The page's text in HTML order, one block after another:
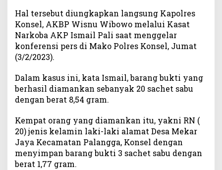
r
i
n
g
s
E
m
a
O
r
a
Hal tersebut diungkapkan langsung Kapolres
Konsel, AKBP Wisnu Wibowo melalui Kasat
Narkoba AKP Ismail Pali saat menggelar
konferensi pers di Mako Polres Konsel, Jumat
(3/2/2023).
Dalam kasus ini, kata Ismail, barang bukti yang
berhasil diamankan sebanyak 20 sachet sabu
dengan berat 8,54 gram.
Kempat orang yang diamankan itu, yakni RN (
20) jenis kelamin laki-laki alamat Desa Mekar
Jaya Kecamatan Palangga, Konsel dengan
menyimpan barang bukti 3 sachet sabu dengan
berat 1,77 gram.